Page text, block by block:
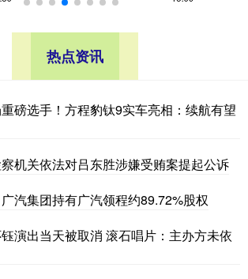
热点资讯
磅选手！方程豹钛9实车亮相：续航有望
机关依法对吕东胜涉嫌受贿案提起公诉
汽集团持有广汽领程约89.72%股权
演出当天被取消 滚石唱片：主办方未依